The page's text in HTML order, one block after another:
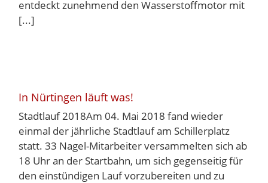
entdeckt zunehmend den Wasserstoffmotor mit
[...]
In Nürtingen läuft was!
Stadtlauf 2018Am 04. Mai 2018 fand wieder
einmal der jährliche Stadtlauf am Schillerplatz
statt. 33 Nagel-Mitarbeiter versammelten sich ab
18 Uhr an der Startbahn, um sich gegenseitig für
den einstündigen Lauf vorzubereiten und zu